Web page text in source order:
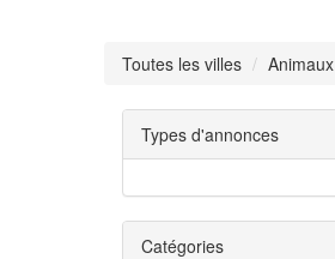
Toutes les villes Animaux
Types d'annonces
Catégories